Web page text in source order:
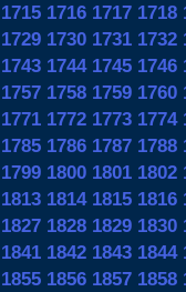
1715 1716 1717 1718
1729 1730 1731 1732
1743 1744 1745 1746
1757 1758 1759 1760
1771 1772 1773 1774
1785 1786 1787 1788
1799 1800 1801 1802
1813 1814 1815 1816
1827 1828 1829 1830
1841 1842 1843 1844
1855 1856 1857 1858